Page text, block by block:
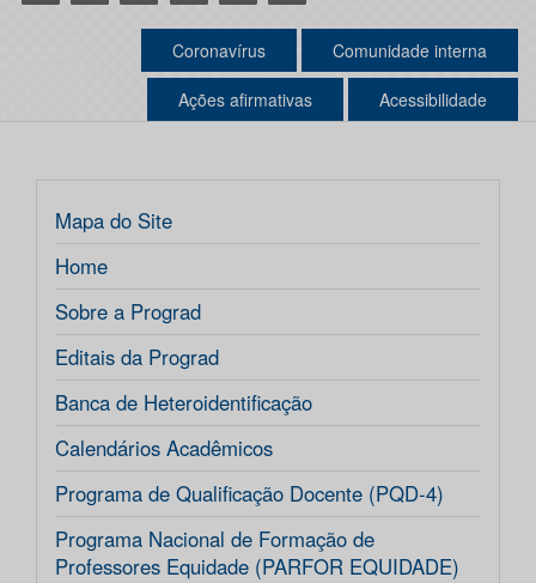
Coronavírus Comunidade interna
Ações afirmativas Acessibilidade
Mapa do Site
Home
Sobre a Prograd
Editais da Prograd
Banca de Heteroidentificação
Calendários Acadêmicos
Programa de Qualificação Docente (PQD-4)
Programa Nacional de Formação de
Professores Equidade (PARFOR EQUIDADE)